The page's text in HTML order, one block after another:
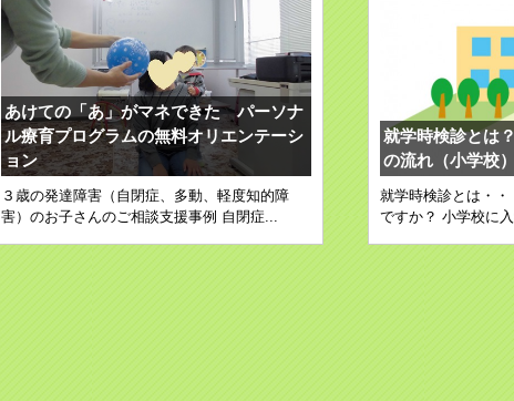
あけての「あ」がマネできた パーソナ
ル療育プログラムの無料オリエンテーシ
ョン
３歳の発達障害（自閉症、多動、軽度知的障
害）のお子さんのご相談支援事例 自閉症...
就学時検診とは
の流れ（小学校
就学時検診とは・
ですか？ 小学校に